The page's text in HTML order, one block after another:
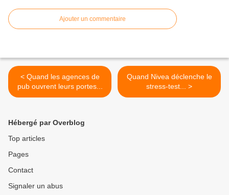
Ajouter un commentaire
< Quand les agences de
pub ouvrent leurs portes...
Quand Nivea déclenche le
stress-test... >
Hébergé par Overblog
Top articles
Pages
Contact
Signaler un abus